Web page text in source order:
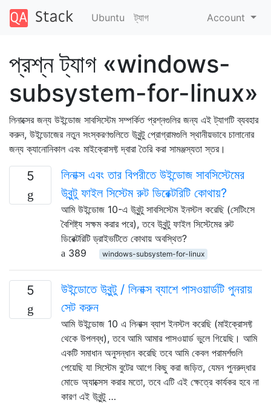
Ubuntu ট্যাগ Account
প্রশ্ন ট্যাগ «windows-
subsystem-for-linux»
লিনাক্সের জন্য উইন্ডোজ সাবসিস্টেম সম্পর্কিত প্রশ্নগুলির জন্য এই ট্যাগটি ব্যবহার
করুন, উইন্ডোজের নতুন সংস্করণগুলিতে উবুন্টু প্রোগ্রামগুলি স্থানীয়ভাবে চালানোর
জন্য ক্যানোনিকাল এবং মাইক্রোসফ্ট দ্বারা তৈরি করা সামঞ্জস্যতা স্তর।
5
লিনাক্স এবং তার বিপরীতে উইন্ডোজ সাবসিস্টেমের
উবুন্টু ফাইল সিস্টেম রুট ডিরেক্টরিটি কোথায়?
আমি উইন্ডোজ 10-এ উবুন্টু সাবসিস্টেম ইনস্টল করেছি (সেটিংসে
বৈশিষ্ট্য সক্ষম করার পরে), তবে উবুন্টু ফাইল সিস্টেমের রুট
ডিরেক্টরিটি ড্রাইভটিতে কোথায় অবস্থিত?
389
windows-subsystem-for-linux
5
উইন্ডোতে উবুন্টু / লিনাক্স ব্যাশে পাসওয়ার্ডটি পুনরায়
সেট করুন
আমি উইন্ডোজ 10 এ লিনাক্স ব্যাশ ইনস্টল করেছি (মাইক্রোসফ্ট
থেকে উপলব্ধ), তবে আমি আমার পাসওয়ার্ড ভুলে গিয়েছি। আমি
একটি সমাধান অনুসন্ধান করেছি তবে আমি কেবল পরামর্শগুলি
পেয়েছি যা সিস্টেম বুটের আগে কিছু করা জড়িত, যেমন পুনরুদ্ধার
মোডে অ্যাক্সেস করার মতো, তবে এটি এই ক্ষেত্রে কার্যকর হবে না
কারণ এই উবুন্টু …